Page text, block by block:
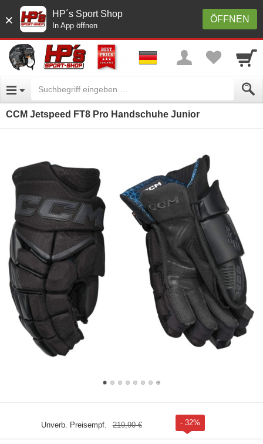
× ÖFFNEN
HP´s Sport Shop
In App öffnen
CCM Jetspeed FT8 Pro Handschuhe Junior
Unverb. Preisempf. 219,90 € - 32%